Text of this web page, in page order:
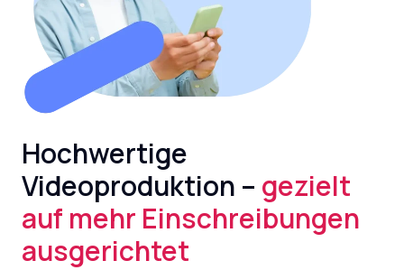
Hochwertige
Videoproduktion – gezielt
auf mehr Einschreibungen
ausgerichtet